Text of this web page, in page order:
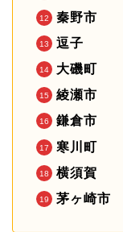
秦野市
逗子
大磯町
綾瀬市
鎌倉市
寒川町
横須賀
茅ヶ崎市